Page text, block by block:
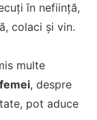
în neființă,
colaci și vin.
multe
, despre
pot aduce